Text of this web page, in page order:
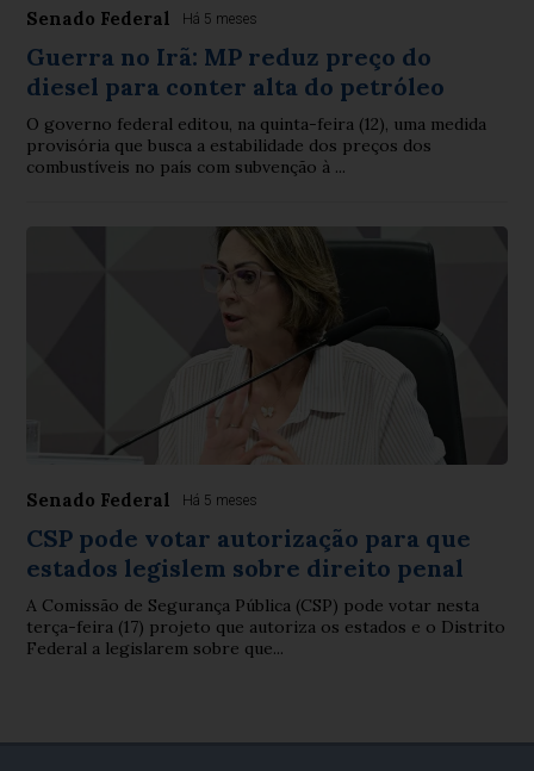
Senado Federal Há 5 meses
Guerra no Irã: MP reduz preço do
diesel para conter alta do petróleo
O governo federal editou, na quinta-feira (12), uma medida
provisória que busca a estabilidade dos preços dos
combustíveis no país com subvenção à ...
Senado Federal Há 5 meses
CSP pode votar autorização para que
estados legislem sobre direito penal
A Comissão de Segurança Pública (CSP) pode votar nesta
terça-feira (17) projeto que autoriza os estados e o Distrito
Federal a legislarem sobre que...